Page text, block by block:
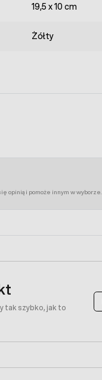
19,5 x 10 cm
Żółty
opinią i pomoże innym w wyborze.
tak szybko, jak to